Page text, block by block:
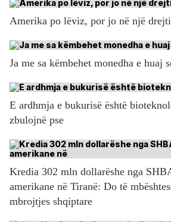
Amerika po lëviz, por jo në një
Ja me sa këmbehet monedha e huaj
E ardhmja e bukurisë është
zbulojnë pse
Kredia 302 mln dollarëshe nga
amerikane në Tiranë: Do të
mbrojtjes shqiptare